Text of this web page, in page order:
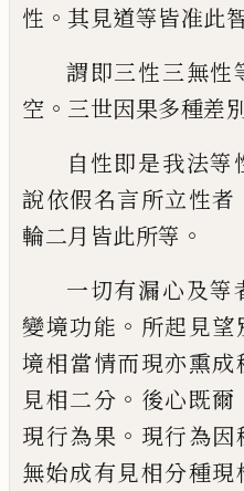
性 。 其見道等皆准此
謂即三性三無性
空 。 三世因果多種差
自性即是我法等
說依假名言所立性者
輪二月皆此所等 。
一切有漏心及等
變境功能 。 所起見望
境相當情而現亦熏成
見相二分 。 後心既爾
現行為果 。 現行為因
無始成有見相分種現